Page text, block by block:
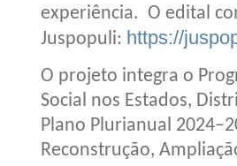
experiência. O edital
Juspopuli: https://
O projeto integra o
Social nos Estados,
Plano Plurianual
Reconstrução,